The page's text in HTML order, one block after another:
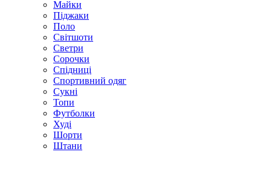
Майки
Піджаки
Поло
Світшоти
Светри
Сорочки
Спідниці
Спортивний одяг
Сукні
Топи
Футболки
Худі
Шорти
Штани